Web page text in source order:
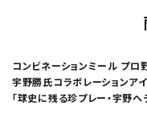
コンビネーションミール プロ
宇野勝氏コラボレーションア
「球史に残る珍プレー・宇野ヘ